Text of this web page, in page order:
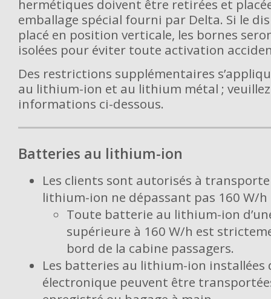
hermétiques doivent être retirées et
emballage spécial fourni par Delta. Si le
placé en position verticale, les bornes
isolées pour éviter toute activation
Des restrictions supplémentaires
au lithium-ion et au lithium métal ;
informations ci-dessous.
Batteries au lithium-ion
Les clients sont autorisés à
lithium-ion ne dépassant pas 160 W/
Toute batterie au lithium-ion
supérieure à 160 W/h est
bord de la cabine passagers.
Les batteries au lithium-ion installées
électronique peuvent être